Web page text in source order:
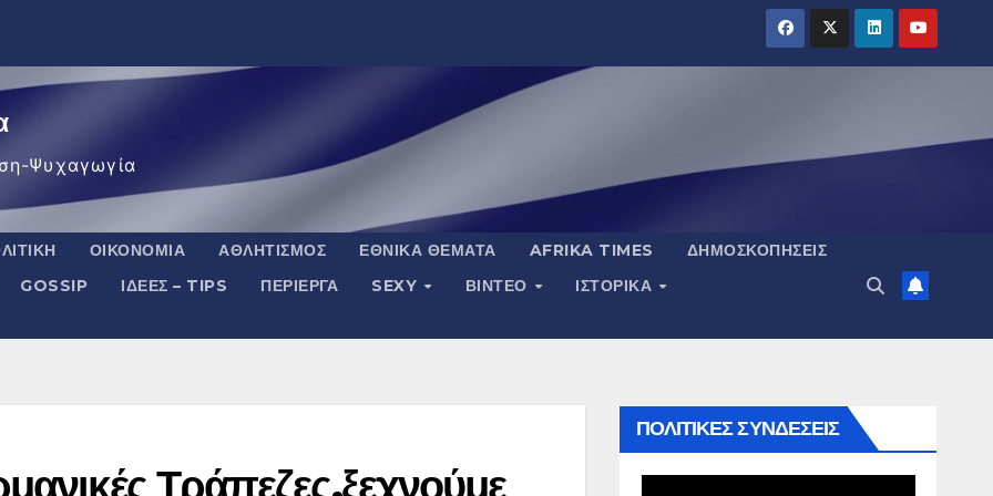
Ψυχαγωγία
ΟΙΚΟΝΟΜΊΑ ΑΘΛΗΤΙΣΜΌΣ ΕΘΝΙΚΆ ΘΈΜΑΤΑ AFRIKA TIMES
ΔΗΜΟΣΚΟΠΉΣΕΙΣ
GOSSIP ΙΔΈΕΣ – TIPS ΠΕΡΊΕΡΓΑ SEXY ΒΙΝΤΕΟ
ΙΣΤΟΡΙΚΆ
Τράπεζες,ξεχνούμε
ΠΟΛΙΤΙΚΕΣ ΣΥΝΔΕΣΕΙΣ